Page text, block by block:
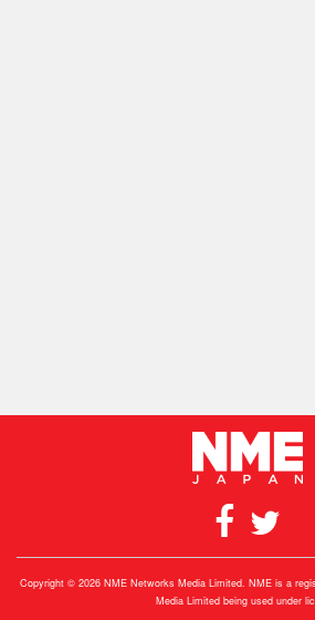
Copyright © 2026 NME Networks Media Limited. NME is a
Media Limited being used under